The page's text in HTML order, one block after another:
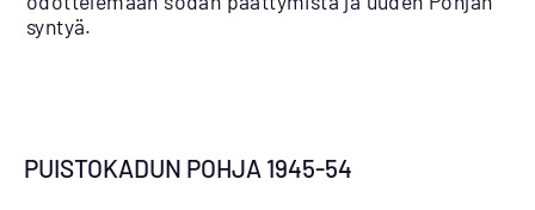
syntyä.
PUISTOKADUN POHJA 1945-54